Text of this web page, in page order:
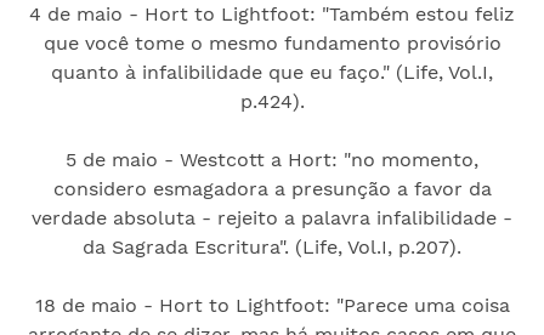
4 de maio - Hort to Lightfoot: "Também estou feliz
que você tome o mesmo fundamento provisório
quanto à infalibilidade que eu faço." (Life, Vol.I,
p.424).
5 de maio - Westcott a Hort: "no momento,
considero esmagadora a presunção a favor da
verdade absoluta - rejeito a palavra infalibilidade -
da Sagrada Escritura". (Life, Vol.I, p.207).
18 de maio - Hort to Lightfoot: "Parece uma coisa